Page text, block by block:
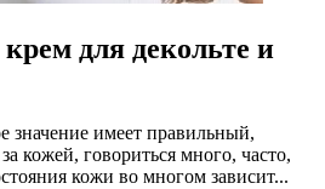
для декольте и
значение имеет правильный,
кожей, говориться много, часто,
кожи во многом зависит...